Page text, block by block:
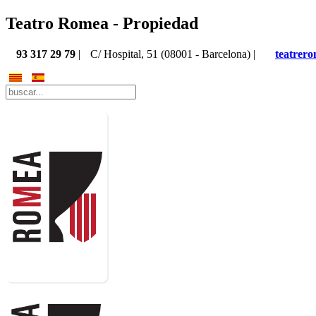
Teatro Romea - Propiedad
93 317 29 79 | C/ Hospital, 51 (08001 - Barcelona) |